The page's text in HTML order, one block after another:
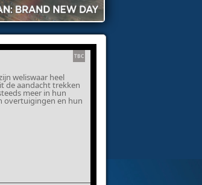
weliswaar heel
de aandacht trekken
meer in hun
overtuigingen en hun